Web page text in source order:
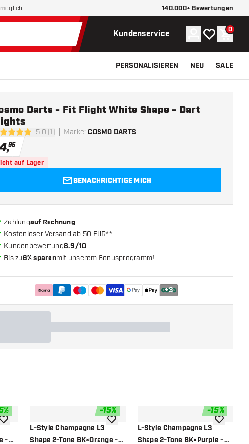
möglich 140.000+ Bewertungen
Kundenservice Konto
Meine 0
PERSONALISIEREN NEU SALE
5.0 (1) Marke: COSMO DARTS
Darts - Fit Flight White Shape - Dart
4,95
auf Lager
BENACHRICHTIGE MICH
Zahlungauf Rechnung
Kostenloser Versand ab 50 EUR**
Kundenbewertung8.9/10
Bis zu6% sparenmit unserem Bonusprogramm!
+3
%
-
Zur Wunschliste hinzufügen
-15%
L-Style Champagne L3
Shape 2-Tone BK×Orange -
Zur Wunschliste hinzufügen
-15%
L-Style Champagne L3
Shape 2-Tone BK×Purple -
Zur